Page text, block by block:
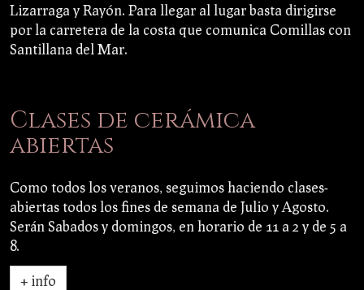
Lizarraga y Rayón. Para llegar al lugar basta dirigirse
por la carretera de la costa que comunica Comillas con
Santillana del Mar.
Clases de cerámica
abiertas
Como todos los veranos, seguimos haciendo clases-
abiertas todos los fines de semana de Julio y Agosto.
Serán Sabados y domingos, en horario de 11 a 2 y de 5 a
8.
+ info